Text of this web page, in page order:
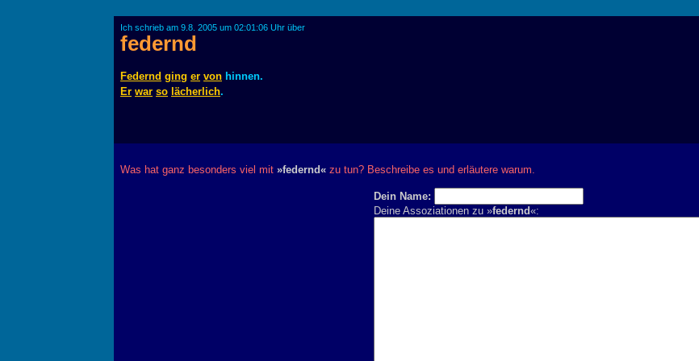
Ich schrieb am 9.8. 2005 um 02:01:06 Uhr über
federnd
Federnd ging er von hinnen.
Er war so lächerlich.
Was hat ganz besonders viel mit »federnd« zu tun? Beschreibe es und erläutere warum.
Dein Name:
Deine Assoziationen zu »federnd«: